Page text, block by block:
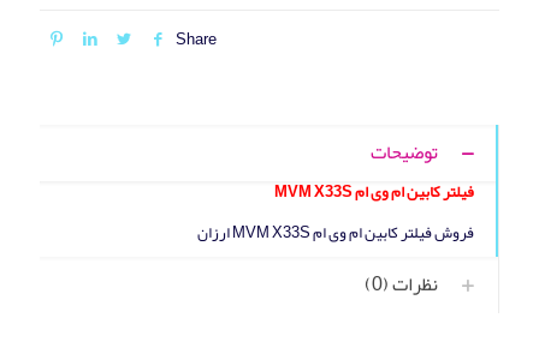
Share
توضیحات
فیلتر کابین ام وی ام MVM X33S
فروش فیلتر کابین ام وی ام MVM X33S ارزان
نظرات (0)